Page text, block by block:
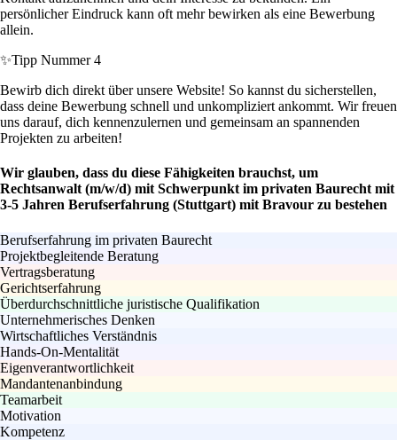
persönlicher Eindruck kann oft mehr bewirken als eine Bewerbung
allein.
✨Tipp Nummer 4
Bewirb dich direkt über unsere Website! So kannst du sicherstellen,
dass deine Bewerbung schnell und unkompliziert ankommt. Wir freuen
uns darauf, dich kennenzulernen und gemeinsam an spannenden
Projekten zu arbeiten!
Wir glauben, dass du diese Fähigkeiten brauchst, um
Rechtsanwalt (m/w/d) mit Schwerpunkt im privaten Baurecht mit
3-5 Jahren Berufserfahrung (Stuttgart) mit Bravour zu bestehen
Berufserfahrung im privaten Baurecht
Projektbegleitende Beratung
Vertragsberatung
Gerichtserfahrung
Überdurchschnittliche juristische Qualifikation
Unternehmerisches Denken
Wirtschaftliches Verständnis
Hands-On-Mentalität
Eigenverantwortlichkeit
Mandantenanbindung
Teamarbeit
Motivation
Kompetenz